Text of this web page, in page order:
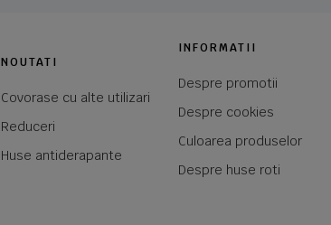
NOUTATI
Covorase cu alte utilizari
Reduceri
Huse antiderapante
INFORMATII
Despre promotii
Despre cookies
Culoarea produselor
Despre huse roti